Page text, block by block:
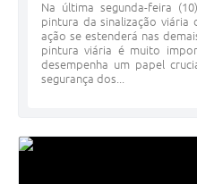
Na última segunda-feira
pintura da sinalização viária
ação se estenderá nas
pintura viária é muito
desempenha um papel
segurança dos...